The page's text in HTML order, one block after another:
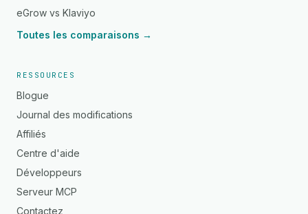
eGrow vs Klaviyo
Toutes les comparaisons →
RESSOURCES
Blogue
Journal des modifications
Affiliés
Centre d'aide
Développeurs
Serveur MCP
Contactez